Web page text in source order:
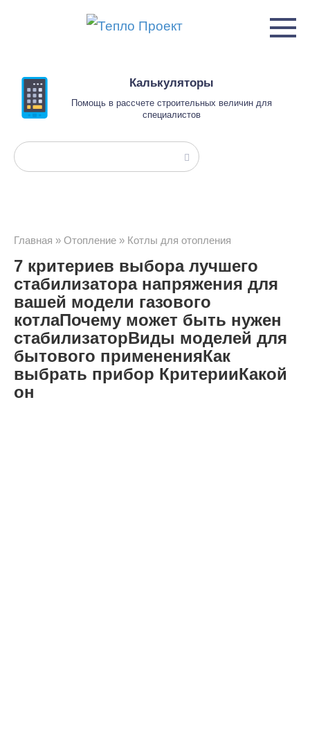
Калькуляторы
Помощь в рассчете строительных величин для
специалистов
Поиск:
Главная » Отопление » Котлы для отопления
7 критериев выбора лучшего
стабилизатора напряжения для
вашей модели газового
котлаПочему может быть нужен
стабилизаторВиды моделей для
бытового примененияКак
выбрать прибор КритерииКакой
он